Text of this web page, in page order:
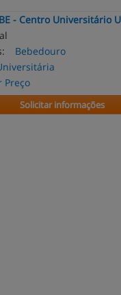
- Centro Universitário
Bebedouro
Preço
Solicitar informações